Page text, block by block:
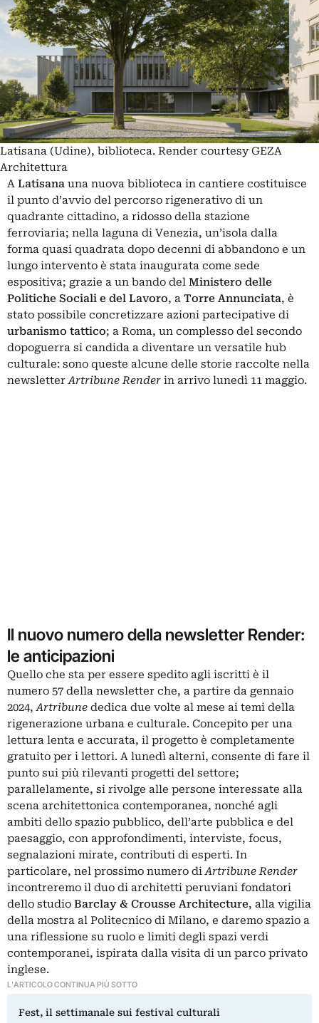
Latisana (Udine), biblioteca. Render courtesy GEZA
Architettura
A Latisana una nuova biblioteca in cantiere costituisce
il punto d’avvio del percorso rigenerativo di un
quadrante cittadino, a ridosso della stazione
ferroviaria; nella laguna di Venezia, un’isola dalla
forma quasi quadrata dopo decenni di abbandono e un
lungo intervento è stata inaugurata come sede
espositiva; grazie a un bando del Ministero delle
Politiche Sociali e del Lavoro, a Torre Annunciata, è
stato possibile concretizzare azioni partecipative di
urbanismo tattico; a Roma, un complesso del secondo
dopoguerra si candida a diventare un versatile hub
culturale: sono queste alcune delle storie raccolte nella
newsletterArtribune Render in arrivo lunedì 11 maggio.
Il nuovo numero della newsletter Render:
le anticipazioni
Quello che sta per essere spedito agli iscritti è il
numero 57 della newsletter che, a partire da gennaio
2024,Artribune dedica due volte al mese ai temi della
rigenerazione urbana e culturale. Concepito per una
lettura lenta e accurata, il progetto è completamente
gratuito per i lettori. A lunedì alterni, consente di fare il
punto sui più rilevanti progetti del settore;
parallelamente, si rivolge alle persone interessate alla
scena architettonica contemporanea, nonché agli
ambiti dello spazio pubblico, dell’arte pubblica e del
paesaggio, con approfondimenti, interviste, focus,
segnalazioni mirate, contributi di esperti. In
particolare, nel prossimo numero diArtribune Render
incontreremo il duo di architetti peruviani fondatori
dello studio Barclay & Crousse Architecture, alla vigilia
della mostra al Politecnico di Milano, e daremo spazio a
una riflessione su ruolo e limiti degli spazi verdi
contemporanei, ispirata dalla visita di un parco privato
inglese.
L'ARTICOLO CONTINUA PIÙ SOTTO
Fest, il settimanale sui festival culturali